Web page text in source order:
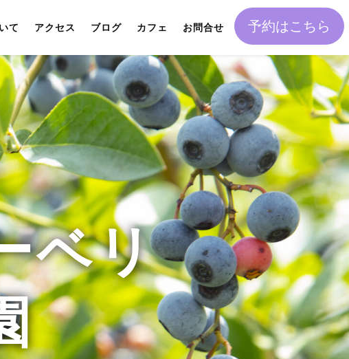
て アクセス ブログ カフェ お問合せ 予約はこちら
ベリ